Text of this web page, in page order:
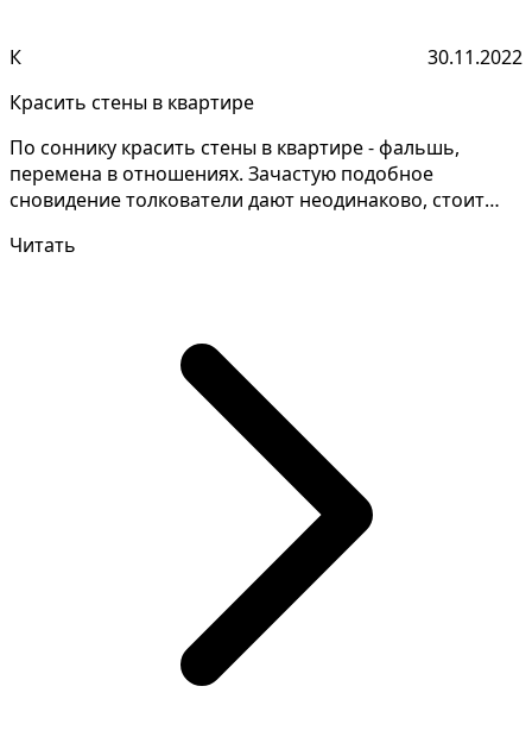
К
30.11.2022
Красить стены в квартире
По соннику красить стены в квартире - фальшь,
перемена в отношениях. Зачастую подобное
сновидение толкователи дают неодинаково, стоит
Читать